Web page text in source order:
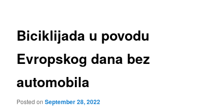
Biciklijada u povodu
Evropskog dana bez
automobila
Posted onSeptember 28, 2022